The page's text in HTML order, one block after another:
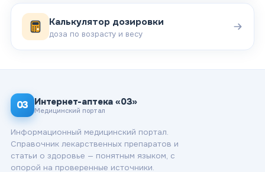
Калькулятор дозировки
доза по возрасту и весу
03 Интернет-аптека «03»
Медицинский портал
Информационный медицинский портал.
Справочник лекарственных препаратов и
статьи о здоровье — понятным языком, с
опорой на проверенные источники.